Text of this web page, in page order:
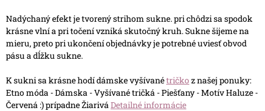
Nadýchaný efekt je tvorený strihom sukne. pri chôdzi sa spodok
krásne vlní a pri točení vzniká skutočný kruh. Sukne šijeme na
mieru, preto pri ukončení objednávky je potrebné uviesť obvod
pásu a dĺžku sukne.
K sukni sa krásne hodí dámske vyšívanétričko z našej ponuky:
Etno móda - Dámska - Vyšívané tričká - Piešťany - Motív Haluze -
Červená :) prípadne Žiarivá Detailné informácie